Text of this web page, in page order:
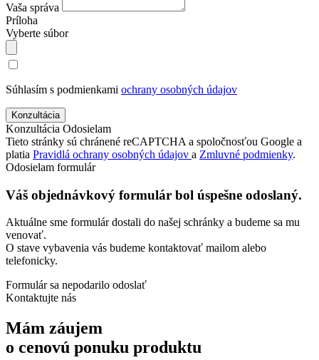
Vaša správa
Príloha
Vyberte súbor
Súhlasím s podmienkami ochrany osobných údajov
Konzultácia Odosielam
Tieto stránky sú chránené reCAPTCHA a spoločnosťou Google a
platia Pravidlá ochrany osobných údajov a Zmluvné podmienky.
Odosielam formulár
Váš objednávkový formulár bol úspešne odoslaný.
Aktuálne sme formulár dostali do našej schránky a budeme sa mu
venovať.
O stave vybavenia vás budeme kontaktovať mailom alebo
telefonicky.
Formulár sa nepodarilo odoslať
Kontaktujte nás
Mám záujem
o cenovú ponuku produktu